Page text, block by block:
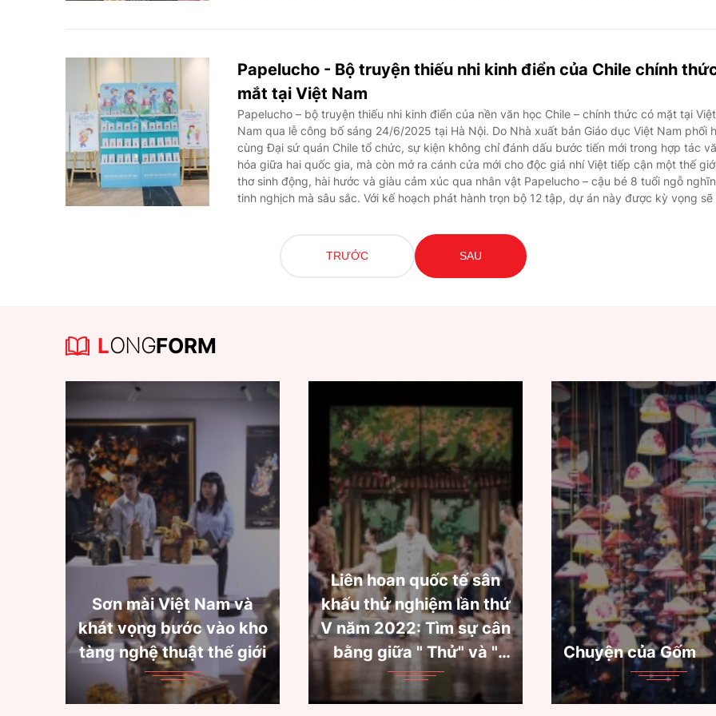
Papelucho - Bộ truyện thiếu nhi kinh điển của Chile chính
mắt tại Việt Nam
Papelucho – bộ truyện thiếu nhi kinh điển của nền văn học Chile – chính thức có mặt tại Việt
Nam qua lễ công bố sáng 24/6/2025 tại Hà Nội. Do Nhà xuất bản Giáo dục Việt Nam phối
cùng Đại sứ quán Chile tổ chức, sự kiện không chỉ đánh dấu bước tiến mới trong hợp tác
hóa giữa hai quốc gia, mà còn mở ra cánh cửa mới cho độc giả nhí Việt tiếp cận một thế
thơ sinh động, hài hước và giàu cảm xúc qua nhân vật Papelucho – cậu bé 8 tuổi ngỗ
tinh nghịch mà sâu sắc. Với kế hoạch phát hành trọn bộ 12 tập, dự án này được kỳ vọng sẽ
TRƯỚC SAU
LONGFORM
Liên hoan quốc tế sân
khấu thử nghiệm lần thứ
V năm 2022: Tìm sự cân
bằng giữa " Thử" và "
Nghiệm"
Chuyện của Gốm
"Văn học trinh
đại giao thoa
Tây"